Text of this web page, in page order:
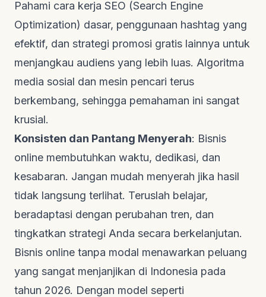
Pahami cara kerja SEO (Search Engine
Optimization) dasar, penggunaan hashtag yang
efektif, dan strategi promosi gratis lainnya untuk
menjangkau audiens yang lebih luas. Algoritma
media sosial dan mesin pencari terus
berkembang, sehingga pemahaman ini sangat
krusial.
Konsisten dan Pantang Menyerah: Bisnis
online membutuhkan waktu, dedikasi, dan
kesabaran. Jangan mudah menyerah jika hasil
tidak langsung terlihat. Teruslah belajar,
beradaptasi dengan perubahan tren, dan
tingkatkan strategi Anda secara berkelanjutan.
Bisnis online tanpa modal menawarkan peluang
yang sangat menjanjikan di Indonesia pada
tahun 2026. Dengan model seperti